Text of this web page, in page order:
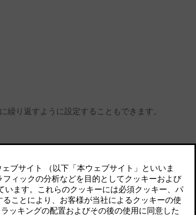
繰り返すように設定することもできます。